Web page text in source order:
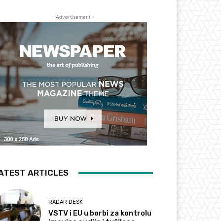
- Advertisement -
ARTICLES
RADAR DESK
VSTV i EU u borbi za kontrolu